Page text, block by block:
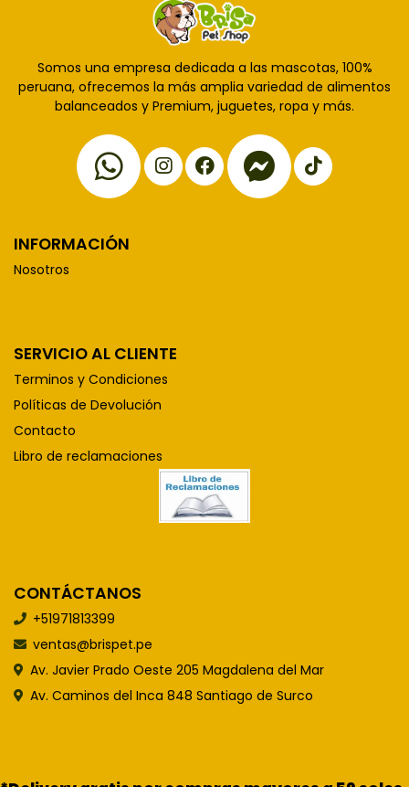
Somos una empresa dedicada a las mascotas, 100%
peruana, ofrecemos la más amplia variedad de alimentos
balanceados y Premium, juguetes, ropa y más.
INFORMACIÓN
Nosotros
SERVICIO AL CLIENTE
Terminos y Condiciones
Políticas de Devolución
Contacto
Libro de reclamaciones
CONTÁCTANOS
+51971813399
ventas@brispet.pe
Av. Javier Prado Oeste 205 Magdalena del Mar
Av. Caminos del Inca 848 Santiago de Surco